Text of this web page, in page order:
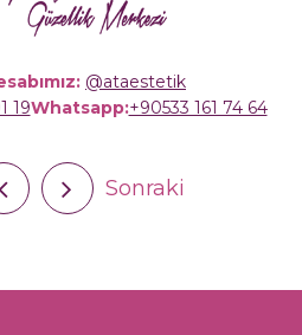
@ataestetik
19Whatsapp:+90533 161 74 64
Sonraki